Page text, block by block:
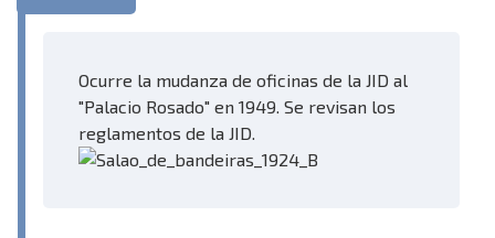
Ocurre la mudanza de oficinas de la JID al
"Palacio Rosado" en 1949. Se revisan los
reglamentos de la JID.